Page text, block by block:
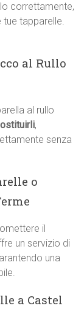
correttamente,
tue tapparelle.
al Rullo
al rullo
,
senza
o
il
un servizio di
una
a Castel